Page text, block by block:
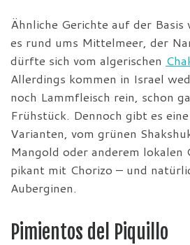
Ähnliche Gerichte auf der Basis
es rund ums Mittelmeer, der
dürfte sich vom algerischen
Allerdings kommen in Israel
noch Lammfleisch rein, schon
Frühstück. Dennoch gibt es
Varianten, vom grünen
Mangold oder anderem lokalen
pikant mit Chorizo – und
Auberginen.
Pimientos del Piquillo